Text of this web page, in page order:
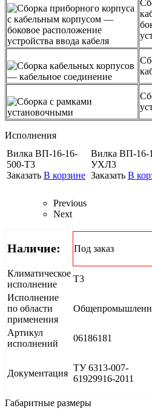
Исполнения
Вилка ВП-16-16-
500-Т3
Заказать В корзине
Вилка ВП-16-
УХЛ3
Заказать В
Previous
Next
Наличие: Под заказ
Климатическое
исполнение
Т3
Исполнение
по области
применения
Артикул
исполнений
06186181
Документация
ТУ 6313-007-
61929916-2011
Габаритные размеры